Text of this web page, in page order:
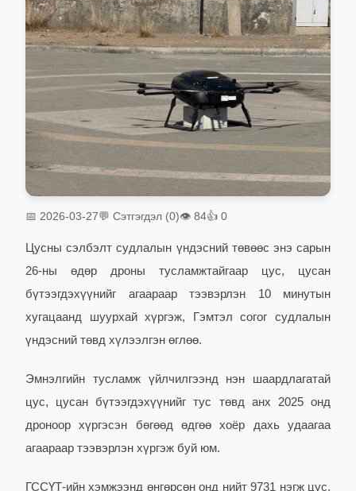
📅 2026-03-27💬 Сэтгэгдэл (0)👁 84👍 0
Цусны сэлбэлт судлалын үндэсний төвөөс энэ сарын
26-ны өдөр дроны тусламжтайгаар цус, цусан
бүтээгдэхүүнийг агаараар тээвэрлэн 10 минутын
хугацаанд шуурхай хүргэж, Гэмтэл согог судлалын
үндэсний төвд хүлээлгэн өглөө.
Эмнэлгийн тусламж үйлчилгээнд нэн шаардлагатай
цус, цусан бүтээгдэхүүнийг тус төвд анх 2025 онд
дроноор хүргэсэн бөгөөд өдгөө хоёр дахь удаагаа
агаараар тээвэрлэн хүргэж буй юм.
ГССҮТ-ийн хэмжээнд өнгөрсөн онд нийт 9731 нэгж цус,